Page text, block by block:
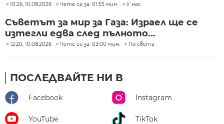
10:26, 10.08.2026 Чете се за: 01:55 мин. У нас
Съветът за мир за Газа: Израел ще се
изтегли едва след пълното...
12:20, 10.08.2026 Чете се за: 03:00 мин. По света
ПОСЛЕДВАЙТЕ НИ В
Facebook Instagram
YouTube TikTok